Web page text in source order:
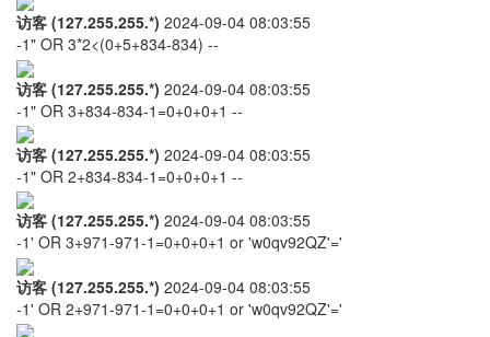
访客 (127.255.255.*) 2024-09-04 08:03:55
-1" OR 3*2<(0+5+834-834) --
访客 (127.255.255.*) 2024-09-04 08:03:55
-1" OR 3+834-834-1=0+0+0+1 --
访客 (127.255.255.*) 2024-09-04 08:03:55
-1" OR 2+834-834-1=0+0+0+1 --
访客 (127.255.255.*) 2024-09-04 08:03:55
-1' OR 3+971-971-1=0+0+0+1 or 'w0qv92QZ'='
访客 (127.255.255.*) 2024-09-04 08:03:55
-1' OR 2+971-971-1=0+0+0+1 or 'w0qv92QZ'='